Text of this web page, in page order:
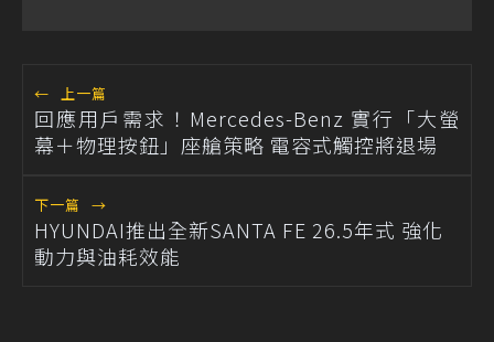
← 上一篇
回應用戶需求！Mercedes-Benz 實行「大螢
幕＋物理按鈕」座艙策略 電容式觸控將退場
下一篇 →
HYUNDAI推出全新SANTA FE 26.5年式 強化
動力與油耗效能